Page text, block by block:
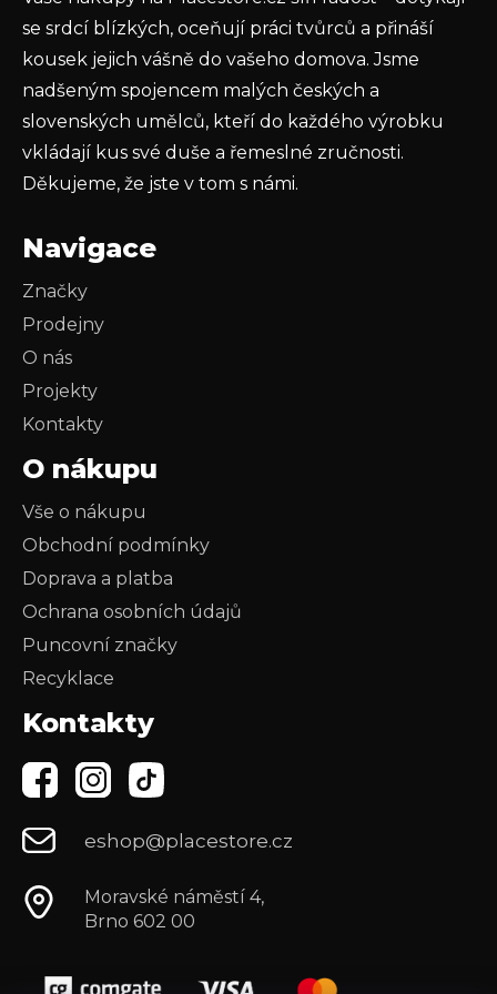
PŘIHLÁSIT SE
se srdcí blízkých, oceňují práci tvůrců a přináší
kousek jejich vášně do vašeho domova. Jsme
nadšeným spojencem malých českých a
slovenských umělců, kteří do každého výrobku
vkládají kus své duše a řemeslné zručnosti.
Děkujeme, že jste v tom s námi.
Navigace
Značky
Prodejny
O nás
Projekty
Kontakty
O nákupu
Vše o nákupu
Obchodní podmínky
Doprava a platba
Ochrana osobních údajů
Puncovní značky
Recyklace
Kontakty
eshop@placestore.cz
Moravské náměstí 4,
Brno 602 00